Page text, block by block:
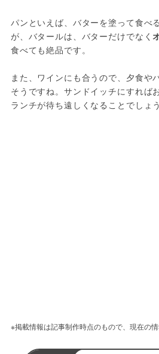
パンといえば、バターを塗って食べ
が、バタールは、バターだけでなく
食べても絶品です。
また、ワインにも合うので、夕食や
そうですね。サンドイッチにすれば
ランチが待ち遠しくなることでしょう
※掲載情報は記事制作時点のもので、現在の情